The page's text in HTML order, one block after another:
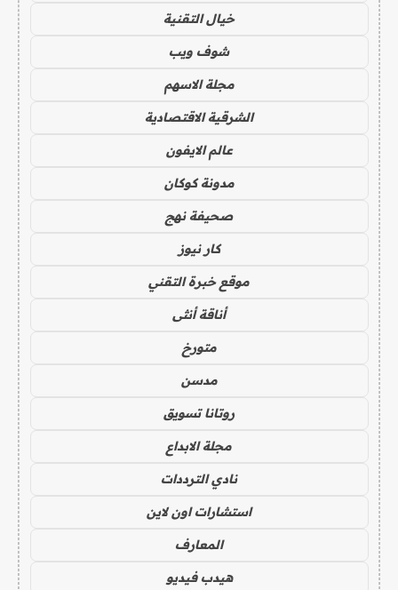
خيال التقنية
شوف ويب
مجلة الاسهم
الشرقية الاقتصادية
عالم الايفون
مدونة كوكان
صحيفة نهج
كار نيوز
موقع خبرة التقني
أناقة أنثى
متورخ
مدسن
روتانا تسويق
مجلة الابداع
نادي الترددات
استشارات اون لاين
المعارف
هيدب فيديو